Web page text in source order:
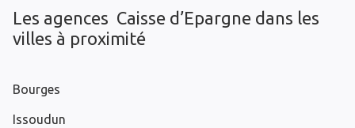
Les agences Caisse d’Epargne dans les
villes à proximité
Bourges
Issoudun